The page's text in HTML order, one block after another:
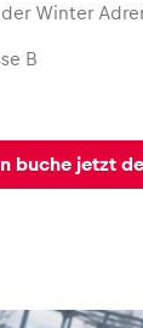
Winter
B
buche jetzt